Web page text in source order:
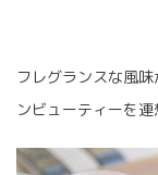
フレグランスな風
ンビューティーを連